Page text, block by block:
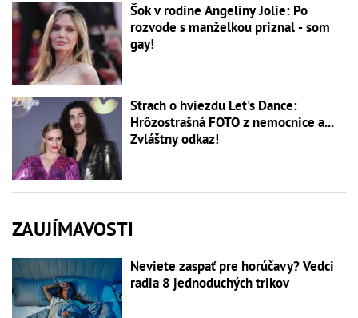
Šok v rodine Angeliny Jolie: Po
rozvode s manželkou priznal - som
gay!
Strach o hviezdu Let's Dance:
Hrôzostrašná FOTO z nemocnice a...
Zvláštny odkaz!
ZAUJÍMAVOSTI
Neviete zaspať pre horúčavy? Vedci
radia 8 jednoduchých trikov